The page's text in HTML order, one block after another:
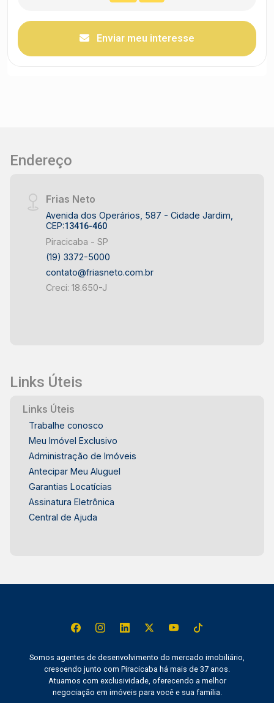
Enviar meu interesse
Endereço
Frias Neto
Avenida dos Operários, 587 - Cidade Jardim,
CEP:13416-460
Piracicaba - SP
(19) 3372-5000
contato@friasneto.com.br
Creci: 18.650-J
Links Úteis
Links Úteis
Trabalhe conosco
Meu Imóvel Exclusivo
Administração de Imóveis
Antecipar Meu Aluguel
Garantias Locatícias
Assinatura Eletrônica
Central de Ajuda
Somos agentes de desenvolvimento do mercado imobiliário,
crescendo junto com Piracicaba há mais de 37 anos.
Atuamos com exclusividade, oferecendo a melhor
negociação em imóveis para você e sua família.